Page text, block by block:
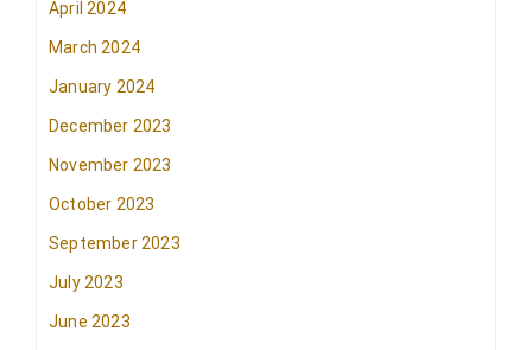
April 2024
March 2024
January 2024
December 2023
November 2023
October 2023
September 2023
July 2023
June 2023